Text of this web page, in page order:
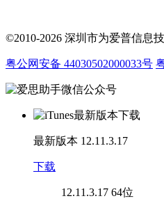
©2010-2026 深圳市为爱普信息
粤公网安备 44030502000033号
最新版本 12.11.3.17
下载
12.11.3.17 64位